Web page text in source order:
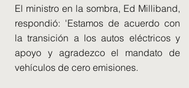
El ministro en la sombra, Ed Milliband,
respondió: 'Estamos de acuerdo con
la transición a los autos eléctricos y
apoyo y agradezco el mandato de
vehículos de cero emisiones.